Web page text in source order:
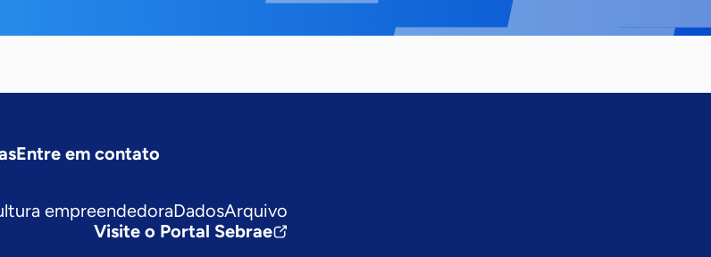
Entre em contato
empreendedoraDadosArquivo
Visite o Portal Sebrae